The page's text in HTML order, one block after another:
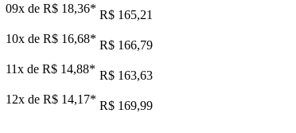
09x de R$ 18,36* R$ 165,21
10x de R$ 16,68* R$ 166,79
11x de R$ 14,88* R$ 163,63
12x de R$ 14,17* R$ 169,99